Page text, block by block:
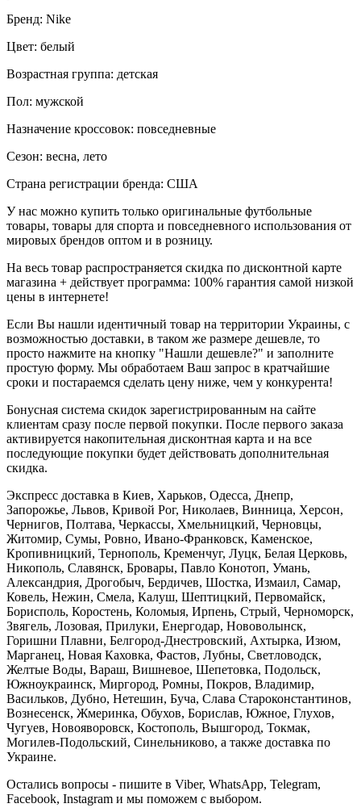
Бренд: Nike
Цвет: белый
Возрастная группа: детская
Пол: мужской
Назначение кроссовок: повседневные
Сезон: весна, лето
Страна регистрации бренда: США
У нас можно купить только оригинальные футбольные
товары, товары для спорта и повседневного использования от
мировых брендов оптом и в розницу.
На весь товар распространяется скидка по дисконтной карте
магазина + действует программа: 100% гарантия самой низкой
цены в интернете!
Если Вы нашли идентичный товар на территории Украины, с
возможностью доставки, в таком же размере дешевле, то
просто нажмите на кнопку "Нашли дешевле?" и заполните
простую форму. Мы обработаем Ваш запрос в кратчайшие
сроки и постараемся сделать цену ниже, чем у конкурента!
Бонусная система скидок зарегистрированным на сайте
клиентам сразу после первой покупки. После первого заказа
активируется накопительная дисконтная карта и на все
последующие покупки будет действовать дополнительная
скидка.
Экспресс доставка в Киев, Харьков, Одесса, Днепр,
Запорожье, Львов, Кривой Рог, Николаев, Винница, Херсон,
Чернигов, Полтава, Черкассы, Хмельницкий, Черновцы,
Житомир, Сумы, Ровно, Ивано-Франковск, Каменское,
Кропивницкий, Тернополь, Кременчуг, Луцк, Белая Церковь,
Никополь, Славянск, Бровары, Павло Конотоп, Умань,
Александрия, Дрогобыч, Бердичев, Шостка, Измаил, Самар,
Ковель, Нежин, Смела, Калуш, Шептицкий, Первомайск,
Борисполь, Коростень, Коломыя, Ирпень, Стрый, Черноморск,
Звягель, Лозовая, Прилуки, Енергодар, Нововолынск,
Горишни Плавни, Белгород-Днестровский, Ахтырка, Изюм,
Марганец, Новая Каховка, Фастов, Лубны, Светловодск,
Желтые Воды, Вараш, Вишневое, Шепетовка, Подольск,
Южноукраинск, Миргород, Ромны, Покров, Владимир,
Васильков, Дубно, Нетешин, Буча, Слава Староконстантинов,
Вознесенск, Жмеринка, Обухов, Борислав, Южное, Глухов,
Чугуев, Новояворовск, Костополь, Вышгород, Токмак,
Могилев-Подольский, Синельниково, а также доставка по
Украине.
Остались вопросы - пишите в Viber, WhatsApp, Telegram,
Facebook, Instagram и мы поможем с выбором.